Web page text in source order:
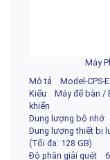
Máy
Mô tả Model-CPS-
Kiểu Máy để bàn /
khiển
Dung lượng bộ nhớ
Dung lượng thiết bị
(Tối đa: 128 GB)
Độ phân giải quét